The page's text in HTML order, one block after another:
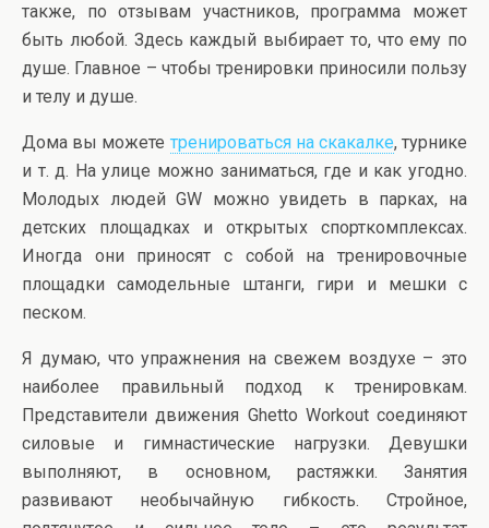
также, по отзывам участников, программа может
быть любой. Здесь каждый выбирает то, что ему по
душе. Главное – чтобы тренировки приносили пользу
и телу и душе.
Дома вы можете тренироваться на скакалке, турнике
и т. д. На улице можно заниматься, где и как угодно.
Молодых людей GW можно увидеть в парках, на
детских площадках и открытых спорткомплексах.
Иногда они приносят с собой на тренировочные
площадки самодельные штанги, гири и мешки с
песком.
Я думаю, что упражнения на свежем воздухе – это
наиболее правильный подход к тренировкам.
Представители движения Ghetto Workout соединяют
силовые и гимнастические нагрузки. Девушки
выполняют, в основном, растяжки. Занятия
развивают необычайную гибкость. Стройное,